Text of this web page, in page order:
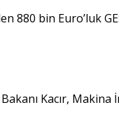
880 bin Euro’luk
Kacır, Makina